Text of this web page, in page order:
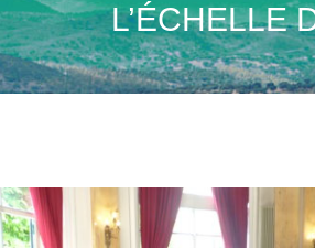
L’ÉCHELLE